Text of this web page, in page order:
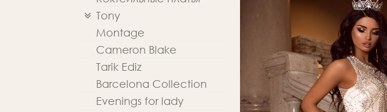
Tony
Montage
Cameron Blake
Tarik Ediz
Barcelona Collection
Evenings for lady